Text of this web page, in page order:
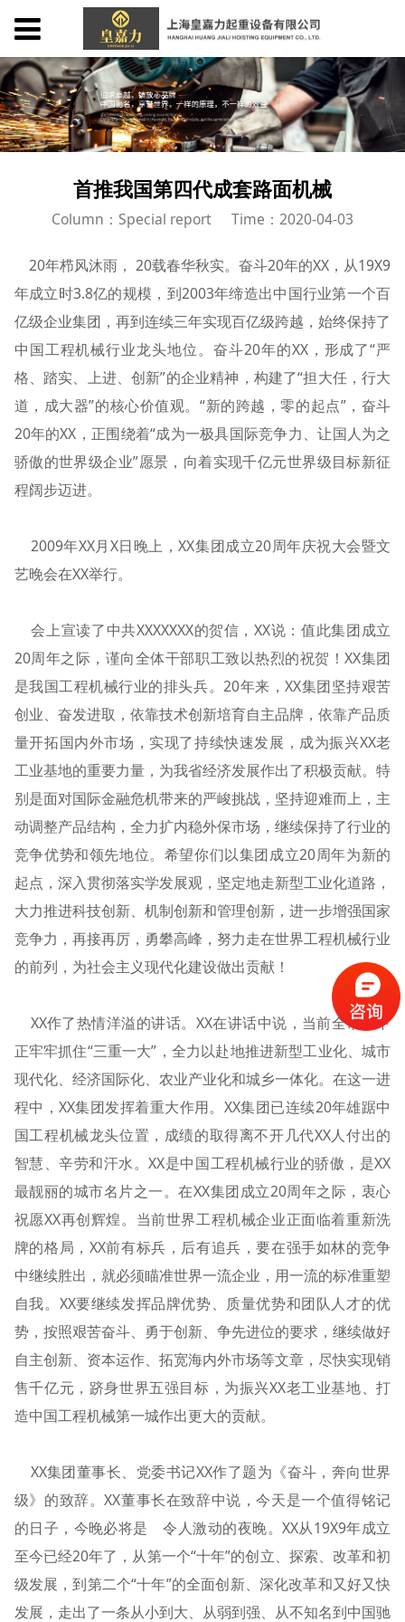
首推我国第四代成套路面机械
Column：Special report Time：2020-04-03
20年栉风沐雨， 20载春华秋实。奋斗20年的XX，从19X9
年成立时3.8亿的规模，到2003年缔造出中国行业第一个百
亿级企业集团，再到连续三年实现百亿级跨越，始终保持了
中国工程机械行业龙头地位。奋斗20年的XX，形成了“严
格、踏实、上进、创新”的企业精神，构建了“担大任，行大
道，成大器”的核心价值观。“新的跨越，零的起点”，奋斗
20年的XX，正围绕着“成为一极具国际竞争力、让国人为之
骄傲的世界级企业”愿景，向着实现千亿元世界级目标新征
程阔步迈进。
2009年XX月X日晚上，XX集团成立20周年庆祝大会暨文
艺晚会在XX举行。
会上宣读了中共XXXXXXX的贺信，XX说：值此集团成立
20周年之际，谨向全体干部职工致以热烈的祝贺！XX集团
是我国工程机械行业的排头兵。20年来，XX集团坚持艰苦
创业、奋发进取，依靠技术创新培育自主品牌，依靠产品质
量开拓国内外市场，实现了持续快速发展，成为振兴XX老
工业基地的重要力量，为我省经济发展作出了积极贡献。特
别是面对国际金融危机带来的严峻挑战，坚持迎难而上，主
动调整产品结构，全力扩内稳外保市场，继续保持了行业的
竞争优势和领先地位。希望你们以集团成立20周年为新的
起点，深入贯彻落实学发展观，坚定地走新型工业化道路，
大力推进科技创新、机制创新和管理创新，进一步增强国家
竞争力，再接再厉，勇攀高峰，努力走在世界工程机械行业
的前列，为社会主义现代化建设做出贡献！
XX作了热情洋溢的讲话。XX在讲话中说，当前全市上下
正牢牢抓住“三重一大”，全力以赴地推进新型工业化、城市
现代化、经济国际化、农业产业化和城乡一体化。在这一进
程中，XX集团发挥着重大作用。XX集团已连续20年雄踞中
国工程机械龙头位置，成绩的取得离不开几代XX人付出的
智慧、辛劳和汗水。XX是中国工程机械行业的骄傲，是XX
最靓丽的城市名片之一。在XX集团成立20周年之际，衷心
祝愿XX再创辉煌。当前世界工程机械企业正面临着重新洗
牌的格局，XX前有标兵，后有追兵，要在强手如林的竞争
中继续胜出，就必须瞄准世界一流企业，用一流的标准重塑
自我。XX要继续发挥品牌优势、质量优势和团队人才的优
势，按照艰苦奋斗、勇于创新、争先进位的要求，继续做好
自主创新、资本运作、拓宽海内外市场等文章，尽快实现销
售千亿元，跻身世界五强目标，为振兴XX老工业基地、打
造中国工程机械第一城作出更大的贡献。
XX集团董事长、党委书记XX作了题为《奋斗，奔向世界
级》的致辞。XX董事长在致辞中说，今天是一个值得铭记
的日子，今晚必将是 令人激动的夜晚。XX从19X9年成立
至今已经20年了，从第一个“十年”的创立、探索、改革和初
级发展，到第二个“十年”的全面创新、深化改革和又好又快
发展，走出了一条从小到大、从弱到强、从不知名到中国驰